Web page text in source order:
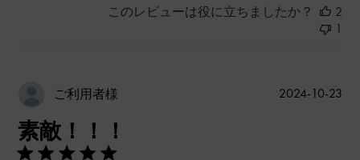
このレビューは役に立ちましたか？
2
1
ご利用者様
素敵！！！
公
2024-10-23